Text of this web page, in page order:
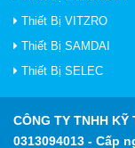
Thiết Bị VITZRO
Thiết Bị SAMDAI
Thiết Bị SELEC
CÔNG TY TNHH KỸ
0313094013 - Cấp